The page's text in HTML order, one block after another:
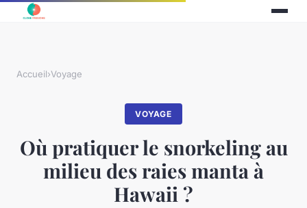
Accueil›Voyage
VOYAGE
Où pratiquer le snorkeling au
milieu des raies manta à
Hawaii ?